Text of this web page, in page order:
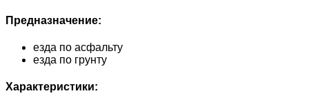
Предназначение:
езда по асфальту
езда по грунту
Характеристики: